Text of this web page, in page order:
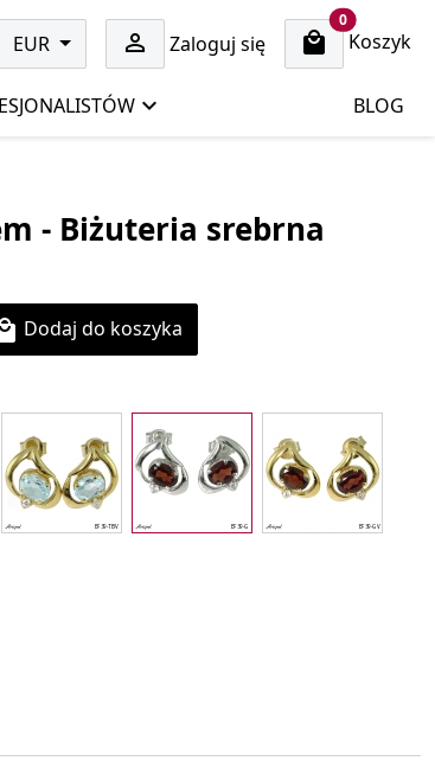
EUR Zaloguj się 
0cart items
Koszyk
BLOG
- Biżuteria srebrna
Dodaj do koszyka